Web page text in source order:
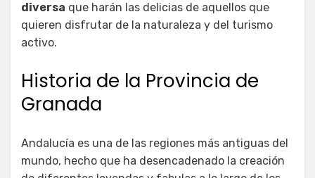
diversa que harán las delicias de aquellos que
quieren disfrutar de la naturaleza y del turismo
activo.
Historia de la Provincia de
Granada
Andalucía es una de las regiones más antiguas del
mundo, hecho que ha desencadenado la creación